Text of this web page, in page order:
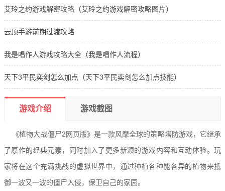
艾玲之约游戏解密攻略（艾玲之约游戏解密攻略图片）
云顶手游前期过渡攻略
我是唱作人游戏攻略大全（我是唱作人流程）
天下3平民奕剑怎么加点（天下3平民奕剑怎么加点技能）
游戏介绍 游戏截图
《植物大战僵尸2网页版》是一款风靡全球的策略塔防游戏，它继承
了原作的经典元素，同时加入了更多新颖的游戏内容和互动体验。玩
家将在这个充满挑战的虚拟世界中，通过种植各种能各异的植物来抵
御一波又一波的僵尸入侵，保卫自己的家园。